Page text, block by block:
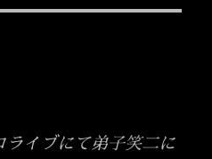
ライブにて弟子笑二に